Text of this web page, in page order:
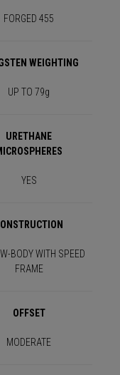
FORGED 455
WEIGHTING
UP TO 79g
URETHANE
YES
BODY WITH SPEED
FRAME
OFFSET
MODERATE